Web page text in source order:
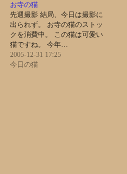
お寺の猫
先週撮影 結局、今日は撮影に
出られず。 お寺の猫のストッ
クを消費中。 この猫は可愛い
猫ですね。 今年…
2005-12-31 17:25
今日の猫